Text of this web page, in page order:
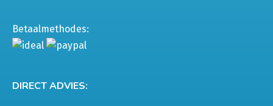
Betaalmethodes:
DIRECT ADVIES: